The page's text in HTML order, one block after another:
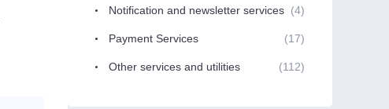
Notification and newsletter services (4)
Payment Services (17)
Other services and utilities (112)